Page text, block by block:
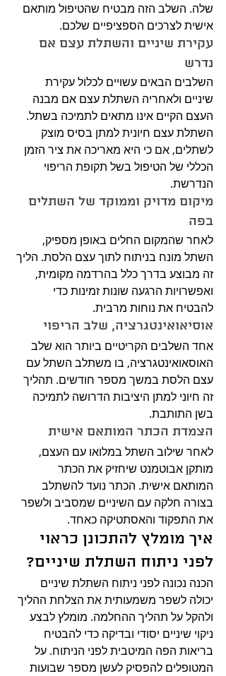
שלה. השלב הזה מבטיח שהטיפול מותאם
אישית לצרכים הספציפיים שלכם.
עקירת שיניים והשתלת עצם אם
נדרש
השלבים הבאים עשויים לכלול עקירת
שיניים ולאחריה השתלת עצם אם מבנה
העצם הקיים אינו מתאים לתמיכה בשתל.
השתלת עצם חיונית למתן בסיס מוצק
לשתלים, אם כי היא מאריכה את ציר הזמן
הכללי של הטיפול בשל תקופת הריפוי
הנדרשת.
מיקום מדויק וממוקד של השתלים
בפה
לאחר שהמקום החלים באופן מספיק,
השתל מונח בניתוח לתוך עצם הלסת. הליך
זה מבוצע בדרך כלל בהרדמה מקומית,
ואפשרויות הרגעה שונות זמינות כדי
להבטיח את נוחות מרבית.
אוסיאואינטגרציה, שלב הריפוי
אחד השלבים הקריטיים ביותר הוא שלב
האוסאואינטגרציה, בו משתלב השתל עם
עצם הלסת במשך מספר חודשים. תהליך
זה חיוני למתן היציבות הדרושה לתמיכה
בשן התותבת.
הצמדת הכתר המותאם אישית
לאחר שילוב השתל במלואו עם העצם,
מותקן אבוטמנט שיחזיק את הכתר
המותאם אישית. הכתר נועד להשתלב
בצורה חלקה עם השיניים שמסביב ולשפר
את התפקוד והאסתטיקה כאחד.
איך מומלץ להתכונן כראוי
לפני ניתוח השתלת שיניים?
הכנה נכונה לפני ניתוח השתלת שיניים
יכולה לשפר משמעותית את הצלחת ההליך
ולהקל על תהליך ההחלמה. מומלץ לבצע
ניקוי שיניים יסודי ובדיקה כדי להבטיח
בריאות הפה המיטבית לפני הניתוח. על
המטופלים להפסיק לעשן מספר שבועות